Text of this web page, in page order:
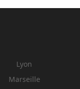
Lyon
Marseille